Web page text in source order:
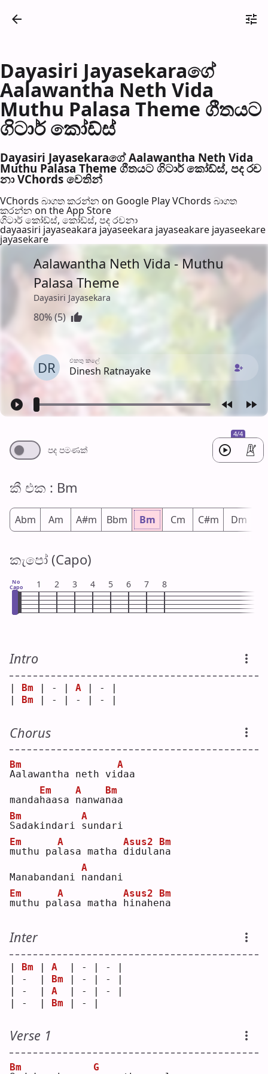
Dayasiri Jayasekaraගේ
Aalawantha Neth Vida
Muthu Palasa Theme ගීතයට
ගිටාර් කෝඩ්ස්
Dayasiri Jayasekaraගේ Aalawantha Neth Vida
Muthu Palasa Theme ගීතයට ගිටාර් කෝඩ්ස්, පද රච​
නා VChords වෙති​න්
VChords බාගත කරන්න on Google PlayVChords බාගත
කරන්න on the App Store
ගිටාර් කෝඩ්ස්, කෝඩ්ස්, පද රච​නා
dayaasiri jayaseakara jayaseekara jayaseakare jayaseekare
jayasekare
Aalawantha Neth Vida - Muthu
Palasa Theme
Dayasiri Jayasekara
80% (5)
DR එක​තු කලේ
Dinesh Ratnayake
4/4
පද පමණ​ක්
කී එ​ක : Bm
Abm Am A#m Bbm Bm Cm C#m Dm
කැපෝ (Capo)
No
Capo 1 2 3 4 5 6 7 8
Intro
Bm | - | A | - |
Bm | - | - | - |
Chorus
A
Bm
alawantha neth vid
A
aa
mandah
Em
aasa n
A
anwan
Bm
aa
S
Bm
adakindari s
A
undari
m
Em
uthu pal
A
asa matha d
Asus2
idulan
Bm
a
Manabandani n
A
andani
m
Em
uthu pal
A
asa matha h
Asus2
inahen
Bm
a
Inter
| Bm | A
  | - | - |
| -  | Bm | - | - |
| -  | A
  | - | - |
| -  | Bm | - |
Verse 1
Bm
G